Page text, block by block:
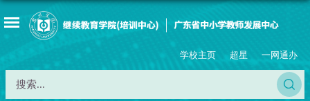
学校主页 超星 一网通办